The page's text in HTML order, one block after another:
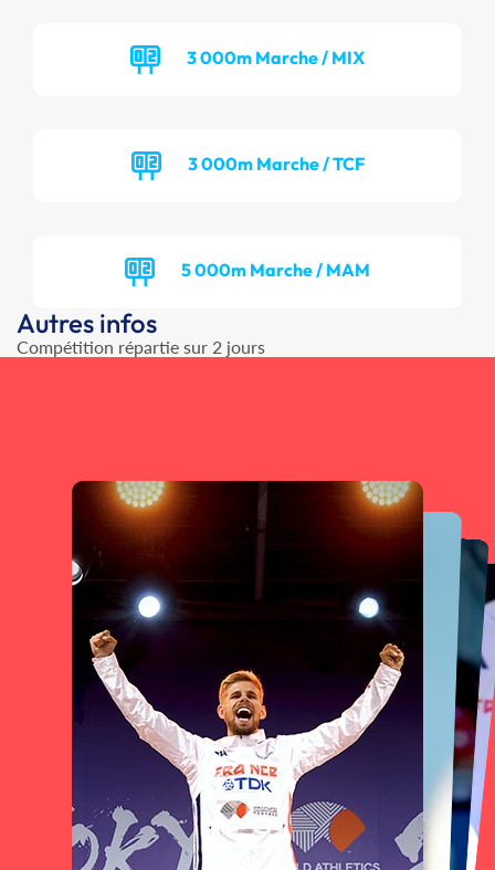
3 000m Marche / MIX
3 000m Marche / TCF
5 000m Marche / MAM
Autres infos
Compétition répartie sur 2 jours